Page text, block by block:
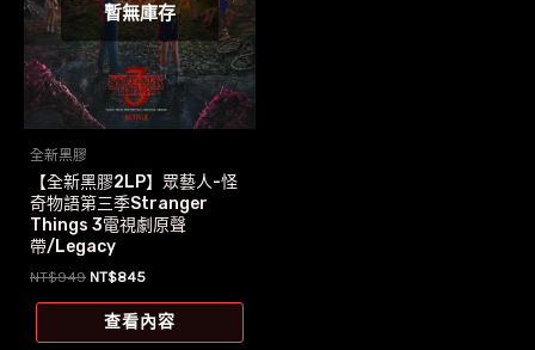
暫無庫存
全新黑膠
【全新黑膠2LP】眾藝人-怪
奇物語第三季Stranger
Things 3電視劇原聲
帶/Legacy
NT$949 原
格：
NT$845目
價
格：
查看內容